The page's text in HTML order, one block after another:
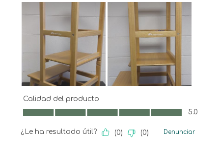
Calidad del producto
Calidad del producto, 5.0 de 5
5.0
¿Le ha resultado útil? (0) (0) Denunciar